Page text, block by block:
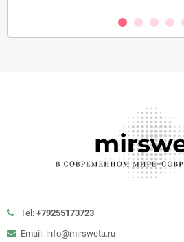
Tel: +79255173723
Email: info@mirsweta.ru